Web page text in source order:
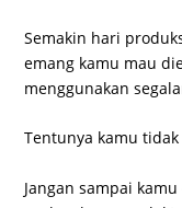
Semakin hari
emang kamu mau
menggunakan
Tentunya kamu tidak
Jangan sampai